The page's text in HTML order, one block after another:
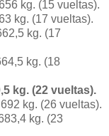
kg. (15 vueltas).
kg. (17 vueltas).
kg. (17
kg. (18
kg. (22 vueltas).
kg. (26 vueltas).
kg. (23